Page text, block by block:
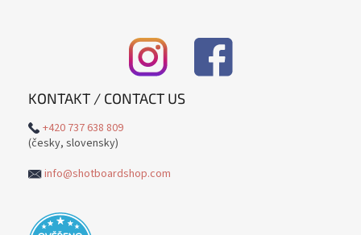
KONTAKT / CONTACT US
+420 737 638 809
(česky, slovensky)
info@shotboardshop.com